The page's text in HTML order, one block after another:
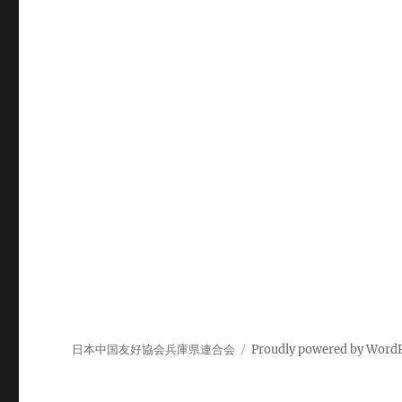
日本中国友好協会兵庫県連合会 Proudly powered by